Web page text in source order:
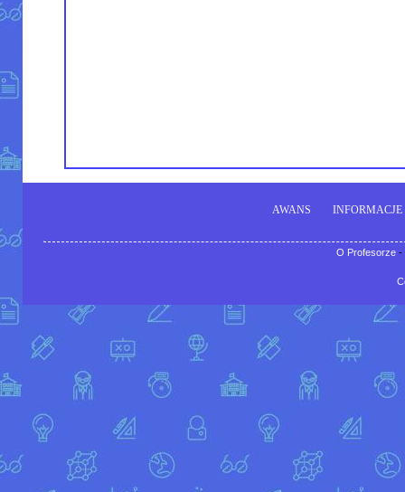
AWANS INFORMACJE
O Profesorze-